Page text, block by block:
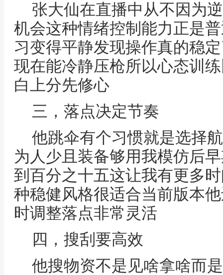
张大仙在直播中从不因为
机会这种情绪控制能力正是
习变得平静发现操作真的稳
现在能冷静压枪所以心态训
白上分先修心
三，落点决定节奏
他跳伞有个习惯就是选择
为人少且装备够用我模仿后
到百分之十五这让我有更多
种稳健风格很适合当前版本
时调整落点非常灵活
四，搜刮要高效
他搜物资不是见啥拿啥而